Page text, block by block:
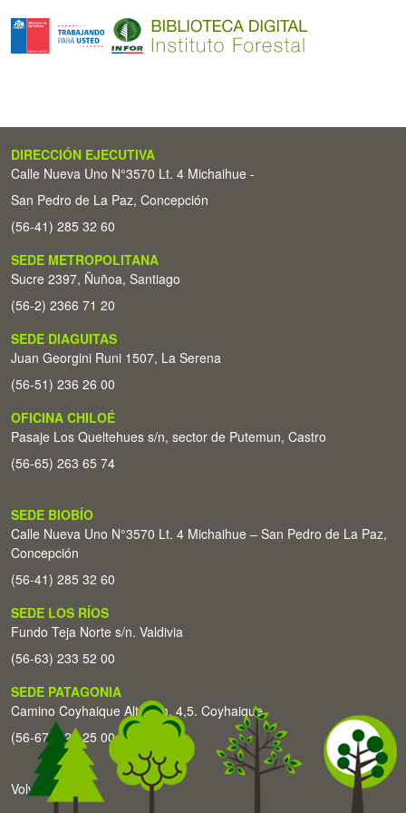
DIRECCIÓN EJECUTIVA
Calle Nueva Uno N°3570 Lt. 4 Michaihue -
San Pedro de La Paz, Concepción
(56-41) 285 32 60
SEDE METROPOLITANA
Sucre 2397, Ñuñoa, Santiago
(56-2) 2366 71 20
SEDE DIAGUITAS
Juan Georgini Runi 1507, La Serena
(56-51) 236 26 00
OFICINA CHILOÉ
Pasaje Los Queltehues s/n, sector de Putemun, Castro
(56-65) 263 65 74
SEDE BIOBÍO
Calle Nueva Uno N°3570 Lt. 4 Michaihue – San Pedro de La Paz,
Concepción
(56-41) 285 32 60
SEDE LOS RÍOS
Fundo Teja Norte s/n. Valdivia
(56-63) 233 52 00
SEDE PATAGONIA
Camino Coyhaique Alto Km. 4,5. Coyhaique
(56-67) 226 25 00
Volver arriba